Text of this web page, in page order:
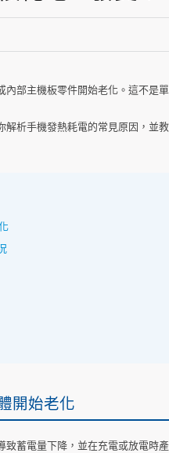
部主機板零件開始老化。這不是
析手機發熱耗電的常見原因，
開始老化
蓄電量下降，並在充電或放電時